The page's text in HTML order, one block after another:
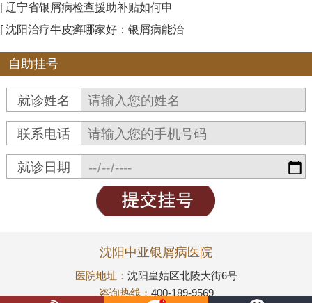
[ 辽宁省银屑病检查援助补贴如何申
[ 沈阳治疗牛皮癣哪家好：银屑病能治
自助挂号
就诊姓名
联系电话
就诊日期
沈阳中亚银屑病医院
医院地址： 沈阳皇姑区北陵大街6号
咨询热线： 400-189-9569